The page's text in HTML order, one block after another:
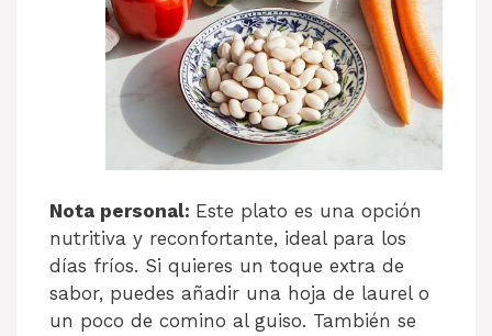
Nota personal: Este plato es una opción
nutritiva y reconfortante, ideal para los
días fríos. Si quieres un toque extra de
sabor, puedes añadir una hoja de laurel o
un poco de comino al guiso. También se